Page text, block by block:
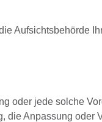
Aufsichtsbehörde
oder jede solche
die Anpassung oder